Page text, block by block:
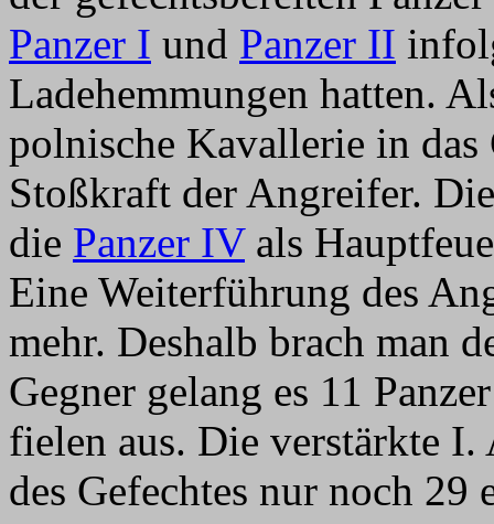
Panzer I und Panzer II
Ladehemmungen hatten.
polnische Kavallerie in
Stoßkraft der Angreifer.
die Panzer IVals Hauptfeuerkraft hatten sich verschossen. Eine Weiterführung des Angriffs versprach keinen Erfolg mehr. Deshalb brach man den Angriff gegen 19 Uhr ab. Dem Gegner gelang es 11 Panzer abzuschießen, rund 20 Panzer fielen aus. Die verstärkte I. Abteilung hatte nach Abbruch des Gefechtes nur noch 29 einsatzfähige Panzer. Die Verteidiger von Rozan zogen in der Nacht auf den 6. September 1939 eilig ab. Sie fanden keine Zeit mehr die wichtige Brücke über den Narew zu zerstören. Der Ort selbst war aber komplett niedergebrannt und verlassen. Wegen der vielen ausgefallenen Panzer mussten die Kompanien der I. Abteilung erst neu formiert werden. In Glazewo ging man bis zum 7. September 1939 mit Hochdruck an die Wiederinstandsetzung der Panzer. Am Nachmittag des 8. September 1939 trat die Gruppe Steiner mit der unterstellten II. Abteilung des Regiments, ohne 8. Kompanie, in östlicher Richtung an. Ihr Auftrag war, auf Sniadowo, etwa 20 Kilometer südlich von Lomza, vorzugehen und die Straße Lomza - Ostrow Mazowiecka zu sperren. Über Goworowo - Suchcice erreichte sie bei geringer Feindberührung unterwegs am Abend des 8. September 1939 die Straße Ostrolenka - Czerwin. Im Raum um Czerwin sicherten die Panzerkompanien in Igelstellung. Sie nahmen den Gefechtstross in ihre Mitte, tankten und verpflegten. Die Nacht verlief ruhig. Die I. Abteilung war am 8. September 1939 um 21 Uhr von Glazewo aus in den großen Wald südöstlich von Rozan abgerückt. Dort vermochte sie in guter Tarnung ihre notwendigen Insatndsetzungsarbeiten fortzusetzen. Am 9. September 1939 trat die Gruppe Steiner wieder an. Ohne auf Feind zu stoßen, geht es über Laski nach Sokolowo, dicht östlich von Czerwin. Die Brücke über den Orz-Bach ist zerstört und man überquert das Gewässer an einer Furt. Steckengebliebene Radfahrzeuge werden von den Panzern durchgeschleppt. Abends sind Nadbory und die Höhen nördlich davon genommen. Von West nach Ost zurückgehende polnische Verbände nimmt die Artillerie unter Feuer. Dann wird die 5. Kompanie zu einem Angriff auf Jacak Borki angesetzt, um die zurückflutenden Polen endgültig zu zerschlagen. Die Kompanie verfügte nur über 11 Panzer, weil der Führer der Gruppe Steiner 2 Züge dieser Kompanie zu einer Aufklärung angesetzt hatte. Im Verlauf des Angriffs zerschlug die Kompanie eine abgesessene Reiterschwadron mit einer Pak und 5 MG. Der Ort Jacak Borki ging in Flammen auf. Bei völliger Dunkelheit kehrte die Kompanie zurück und hatte anschließend den Stab der Gruppe in Jacak Dworna zu sichern. Das erforderliche Auftanken und Munitionieren wurde bis zur Morgendämmerung verschoben. Die verstärkte I. Abteilung hatte an diesem 9. September 1939 einen Ruhetag. Da die 4. Kompanie nur noch über zwei einsatzfähige Panzer verfügte, gliederte man sie in die 8. Kompanie ein, was bis zum Ende des Polenfeldzuges so beibehalten wurde. Am 10. September 1939 um 3:30 Uhr gab die Gruppe Steiner folgenden Befehl: "Die Gruppe löst sich mit Hellwerden mit allen Teilen vom Gegner und geht über